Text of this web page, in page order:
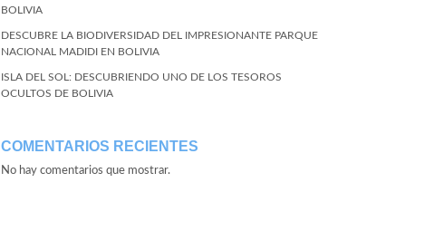
BOLIVIA
DESCUBRE LA BIODIVERSIDAD DEL IMPRESIONANTE PARQUE
NACIONAL MADIDI EN BOLIVIA
ISLA DEL SOL: DESCUBRIENDO UNO DE LOS TESOROS
OCULTOS DE BOLIVIA
COMENTARIOS RECIENTES
No hay comentarios que mostrar.